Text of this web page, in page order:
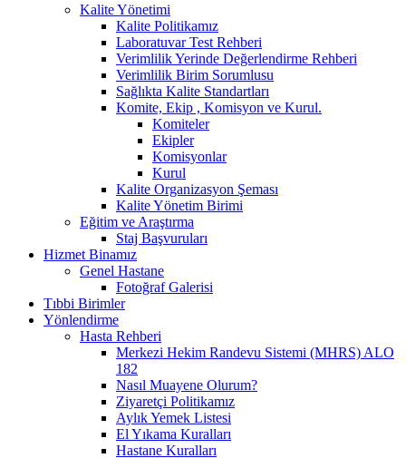
Kalite Yönetimi
Kalite Politikamız
Laboratuvar Test Rehberi
Verimlilik Yerinde Değerlendirme Rehberi
Verimlilik Birim Sorumlusu
Sağlıkta Kalite Standartları
Komite, Ekip , Komisyon ve Kurul.
Komiteler
Ekipler
Komisyonlar
Kurul
Kalite Organizasyon Şeması
Kalite Yönetim Birimi
Eğitim ve Araştırma
Staj Başvuruları
Hizmet Binamız
Genel Hastane
Fotoğraf Galerisi
Tıbbi Birimler
Yönlendirme
Hasta Rehberi
Merkezi Hekim Randevu Sistemi (MHRS) ALO
182
Nasıl Muayene Olurum?
Ziyaretçi Politikamız
Aylık Yemek Listesi
El Yıkama Kuralları
Hastane Kuralları